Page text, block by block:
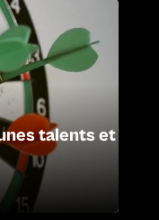
talents et